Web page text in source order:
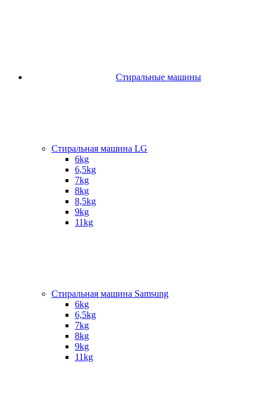
Стиральные машины
Стиральная машина LG
6kg
6,5kg
7kg
8kg
8,5kg
9kg
11kg
Стиральная машина Samsung
6kg
6,5kg
7kg
8kg
9kg
11kg